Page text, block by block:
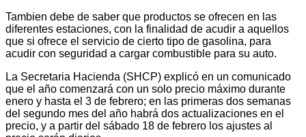
Tambien debe de saber que productos se ofrecen en las
diferentes estaciones, con la finalidad de acudir a aquellos
que si ofrece el servicio de cierto tipo de gasolina, para
acudir con seguridad a cargar combustible para su auto.
La Secretaria Hacienda (SHCP) explicó en un comunicado
que el año comenzará con un solo precio máximo durante
enero y hasta el 3 de febrero; en las primeras dos semanas
del segundo mes del año habrá dos actualizaciones en el
precio, y a partir del sábado 18 de febrero los ajustes al